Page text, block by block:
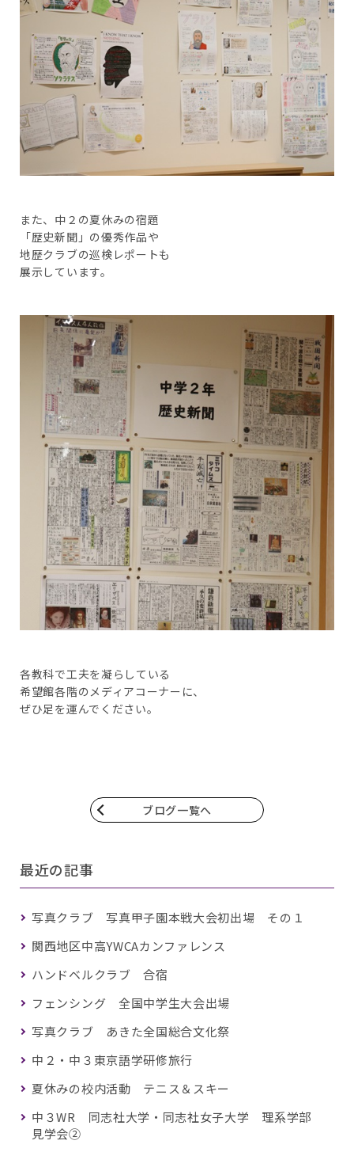
また、中２の夏休みの宿題
「歴史新聞」の優秀作品や
地歴クラブの巡検レポートも
展示しています。
各教科で工夫を凝らしている
希望館各階のメディアコーナーに、
ぜひ足を運んでください。
ブログ一覧へ
最近の記事
写真クラブ 写真甲子園本戦大会初出場 その１
関西地区中高YWCAカンファレンス
ハンドベルクラブ 合宿
フェンシング 全国中学生大会出場
写真クラブ あきた全国総合文化祭
中２・中３東京語学研修旅行
夏休みの校内活動 テニス＆スキー
中３WR 同志社大学・同志社女子大学 理系学部
見学会②